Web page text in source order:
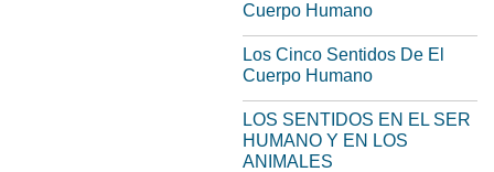
Cuerpo Humano
Los Cinco Sentidos De El
Cuerpo Humano
LOS SENTIDOS EN EL SER
HUMANO Y EN LOS
ANIMALES